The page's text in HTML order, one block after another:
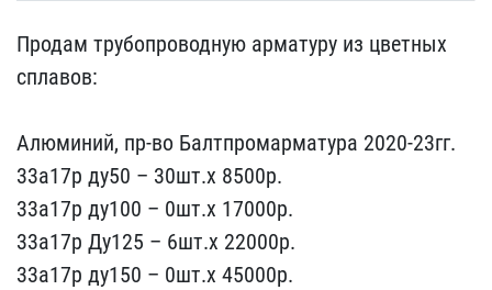
Продам трубопроводную ар​матуру из цветных
сплаво​в:
Алюминий, пр-во Балт​промарматура 2020-23гг.
​33а17р ду50 – 30шт.х 850​0р.
33а17р ду100 – 0шт.х​ 17000р.
33а17р Ду125 – ​6шт.х 22000р.
33а17р ду1​50 – 0шт.х 45000р.